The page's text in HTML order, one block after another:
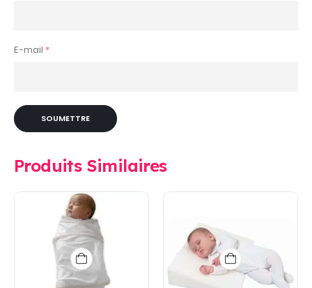
E-mail *
Produits Similaires